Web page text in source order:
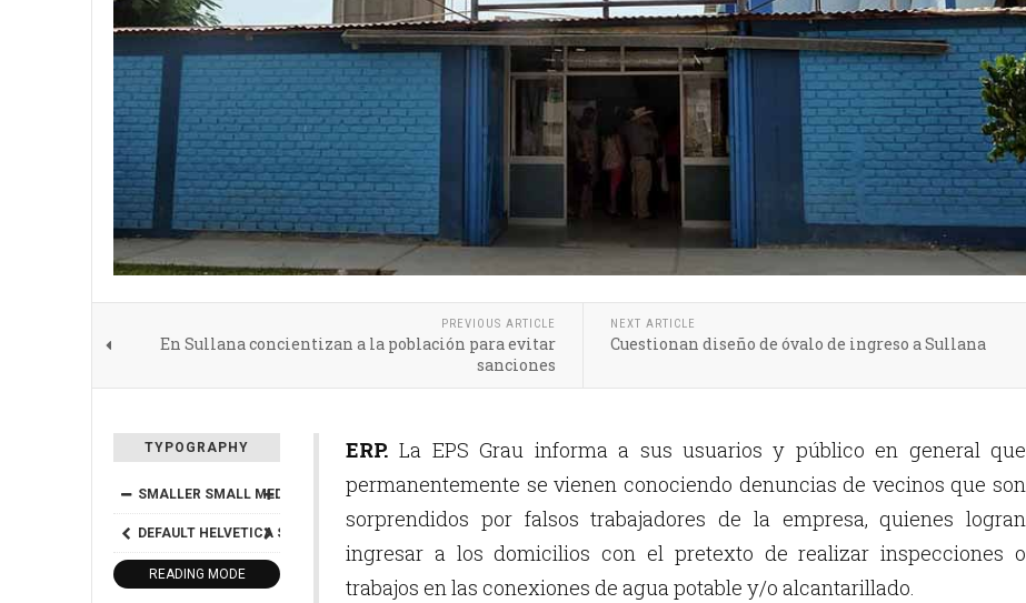
PREVIOUS ARTICLE
En Sullana concientizan a la población para evitar
sanciones
NEXT ARTICLE
Cuestionan diseño de óvalo de ingreso a Sullana
TYPOGRAPHY
SMALLER SMALL MEDIUM BIGGER
DEFAULT HELVETICA SEGOE GEORGIA
READING MODE
ERP. La EPS Grau informa a sus usuarios y público en general que
permanentemente se vienen conociendo denuncias de vecinos que son
sorprendidos por falsos trabajadores de la empresa, quienes logran
ingresar a los domicilios con el pretexto de realizar inspecciones o
trabajos en las conexiones de agua potable y/o alcantarillado.